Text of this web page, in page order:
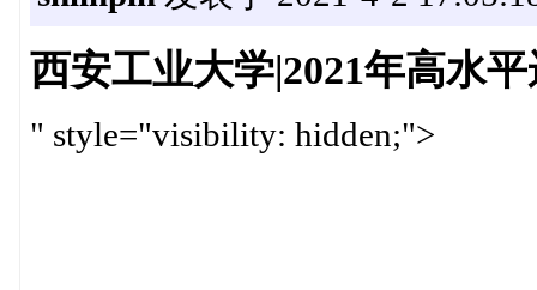
西安工业大学|2021年高水
" style="visibility: hidden;">